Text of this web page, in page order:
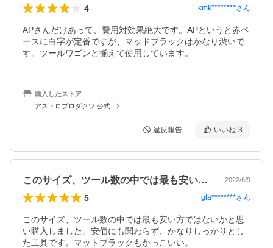
4 kmk********さん
APさんだけあって、費用対効果絶大です。APというと赤ベ
ースに白字が定番ですが、マッドブラックはかなり渋いで
す。ツールワゴンと揃えて使用しています。
購入したストア
アストロプロダクツ 公式
違反報告 いいね 3
このサイズ、ツール数の中では最も安い方… 2022/6/9
5 gla********さん
このサイズ、ツール数の中では最も安い方ではないかと思
い購入しました。安価にも関わらず、かなりしっかりとし
た工具です。マットブラックもかっこいい。